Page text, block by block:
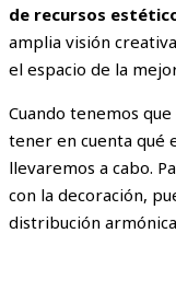
de recursos
amplia visión
el espacio de la
Cuando tenemos
tener en cuenta qué
llevaremos a cabo.
con la decoración,
distribución